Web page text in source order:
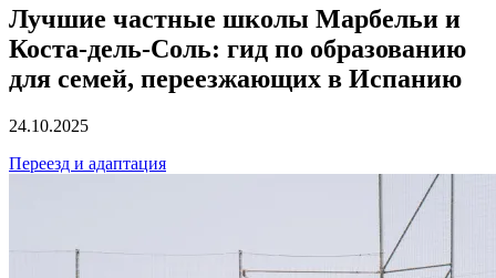
Лучшие частные школы Марбельи и
Коста-дель-Соль: гид по образованию
для семей, переезжающих в Испанию
24.10.2025
Переезд и адаптация